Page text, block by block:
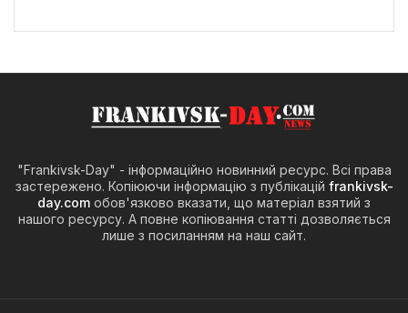
"Frankivsk-Day" - інформаційно новинний ресурс. Всі права
застережено. Копіюючи інформацію з публікацій frankivsk-
day.com обов'язково вказати, що матеріал взятий з
нашого ресурсу. А повне копіювання статті дозволяється
лише з посиланням на наш сайт.